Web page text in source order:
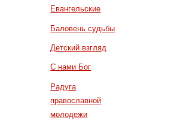
Евангельские
Баловень судьбы
Детский взгляд
С нами Бог
Радуга
православной
молодежи